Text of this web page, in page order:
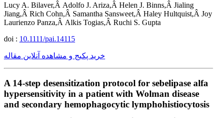
Lucy A. Bilaver,Â Adolfo J. Ariza,Â Helen J. Binns,Â Jialing
Jiang,Â Rich Cohn,Â Samantha Sansweet,Â Haley Hultquist,Â Joy
Laurienzo Panza,Â Alkis Togias,Â Ruchi S. Gupta
doi : 10.1111/pai.14115
خرید پکیج و مشاهده آنلاین مقاله
A 14-step desensitization protocol for sebelipase alfa
hypersensitivity in a patient with Wolman disease
and secondary hemophagocytic lymphohistiocytosis